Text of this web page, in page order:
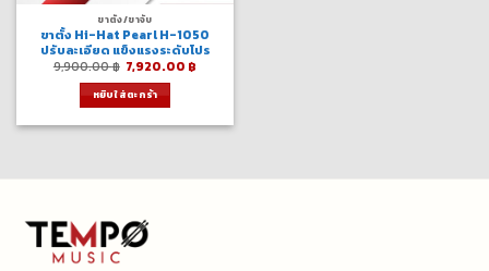
ขาตั้ง/ขาจับ
ขาตั้ง Hi-Hat Pearl H-1050
ปรับละเอียด แข็งแรงระดับโปร
9,900.00฿ Original
price
was:
9,900.00 ฿.
7,920.00 ฿
หยิบใส่ตะกร้า